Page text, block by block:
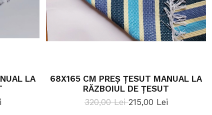
LA
68X165 CM PREȘ ȚESUT MANUAL LA
RĂZBOIUL DE ȚESUT
320,00 Lei215,00 Lei